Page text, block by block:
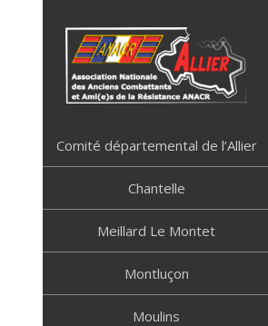
Comité départemental de l’Allier
Chantelle
Meillard Le Montet
Montluçon
Moulins